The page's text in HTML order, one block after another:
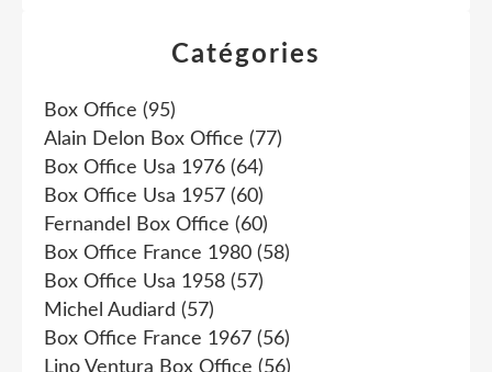
Catégories
Box Office (95)
Alain Delon Box Office (77)
Box Office Usa 1976 (64)
Box Office Usa 1957 (60)
Fernandel Box Office (60)
Box Office France 1980 (58)
Box Office Usa 1958 (57)
Michel Audiard (57)
Box Office France 1967 (56)
Lino Ventura Box Office (56)